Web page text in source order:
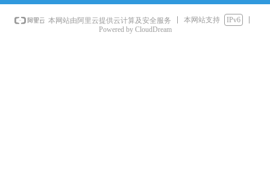
本网站由阿里云提供云计算及安全服务 本网站支持
IPv6
Powered by CloudDream